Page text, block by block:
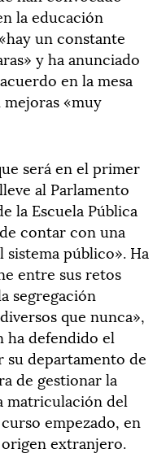
la educación
un constante
y ha anunciado
en la mesa
«muy
será en el primer
al Parlamento
la Escuela Pública
contar con una
público». Ha
entre sus retos
segregación
que nunca»,
ha defendido el
departamento de
de gestionar la
matriculación del
empezado, en
extranjero.